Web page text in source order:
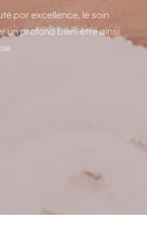
par excellence, le soin
un profond bien-être ainsi